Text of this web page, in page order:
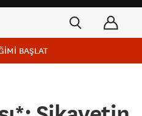
BAŞLAT